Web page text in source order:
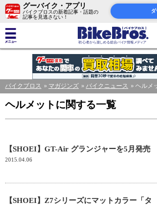
グーバイク・アプリ
バイクブロスの新着記事・話題の
記事を見逃さない！
バイクブロス マガジンズ バイクニュース ヘルメ
ヘルメットに関する一覧
【SHOEI】GT-Air グランジャーを5月発売
2015.04.06
【SHOEI】Z7シリーズにマットカラー「タ